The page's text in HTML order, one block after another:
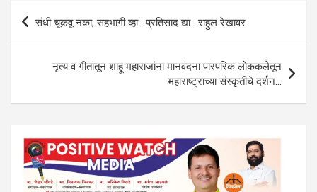
p
p
o
k
m
Post
navigation
संधी चूकवू नका; सहभागी व्हा : प्रतिसाद द्या : राहुल रेखावर
नृत्य व गीतांतून शाहू महाराजांना मानवंदना पारंपरिक लोककलेतून
महाराष्ट्राच्या संस्कृतीचे दर्शन…